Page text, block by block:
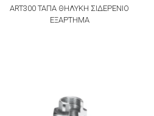
ART300 ΤΑΠΑ ΘΗΛΥΚΗ ΣΙΔΕΡΕΝΙΟ
ΕΞΑΡΤΗΜΑ